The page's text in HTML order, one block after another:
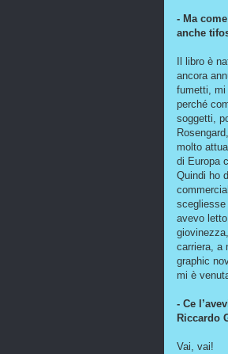
- Ma
anche
Il libro è
ancora
fumetti, mi
perché
soggetti,
molto
di Europa
Quindi ho
scegliesse
avevo
carriera, a
graphic
mi è
- Ce
Riccardo
Vai, vai!